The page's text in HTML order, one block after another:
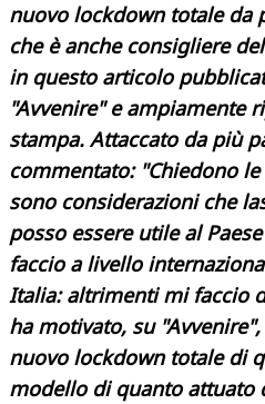
nuovo lockdown totale da
che è anche consigliere
in questo articolo
"Avvenire" e ampiamente
stampa. Attaccato da più
commentato: "Chiedono
sono considerazioni che
posso essere utile al
faccio a livello
Italia: altrimenti mi faccio
ha motivato, su
nuovo lockdown totale di
modello di quanto attuato